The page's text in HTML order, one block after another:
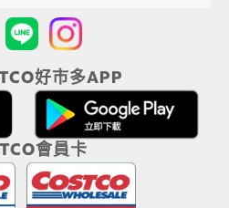
好市多APP
會員卡